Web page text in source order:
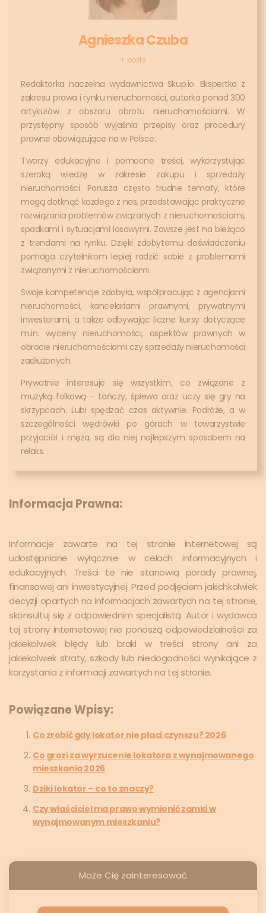
Agnieszka Czuba
+ posts
Redaktorka naczelna wydawnictwa Skup.io. Ekspertka z
zakresu prawa i rynku nieruchomości, autorka ponad 300
artykułów z obszaru obrotu nieruchomościami. W
przystępny sposób wyjaśnia przepisy oraz procedury
prawne obowiązujące na w Polsce.
Tworzy edukacyjne i pomocne treści, wykorzystując
szeroką wiedzę w zakresie zakupu i sprzedaży
nieruchomości. Porusza często trudne tematy, które
mogą dotknąć każdego z nas, przedstawiając praktyczne
rozwiązania problemów związanych z nieruchomościami,
spadkami i sytuacjami losowymi. Zawsze jest na bieżąco
z trendami na rynku. Dzięki zdobytemu doświadczeniu
pomaga czytelnikom lepiej radzić sobie z problemami
związanymi z nieruchomościami.
Swoje kompetencje zdobyła, współpracując z agencjami
nieruchomości, kancelariami prawnymi, prywatnymi
inwestorami, a także odbywając liczne kursy dotyczące
m.in. wyceny nieruchomości, aspektów prawnych w
obrocie nieruchomościami czy sprzedaży nieruchomości
zadłużonych.
Prywatnie interesuje się wszystkim, co związane z
muzyką folkową - tańczy, śpiewa oraz uczy się gry na
skrzypcach. Lubi spędzać czas aktywnie. Podróże, a w
szczególności wędrówki po górach w towarzystwie
przyjaciół i męża, są dla niej najlepszym sposobem na
relaks.
Informacja Prawna:
Informacje zawarte na tej stronie internetowej są
udostępniane wyłącznie w celach informacyjnych i
edukacyjnych. Treści te nie stanowią porady prawnej,
finansowej ani inwestycyjnej. Przed podjęciem jakichkolwiek
decyzji opartych na informacjach zawartych na tej stronie,
skonsultuj się z odpowiednim specjalistą. Autor i wydawca
tej strony internetowej nie ponoszą odpowiedzialności za
jakiekolwiek błędy lub braki w treści strony ani za
jakiekolwiek straty, szkody lub niedogodności wynikające z
korzystania z informacji zawartych na tej stronie.
Powiązane Wpisy:
Co zrobić gdy lokator nie płaci czynszu? 2026
Co grozi za wyrzucenie lokatora z wynajmowanego
mieszkania 2026
Dziki lokator – co to znaczy?
Czy właściciel ma prawo wymienić zamki w
wynajmowanym mieszkaniu?
Może Cię zainteresować